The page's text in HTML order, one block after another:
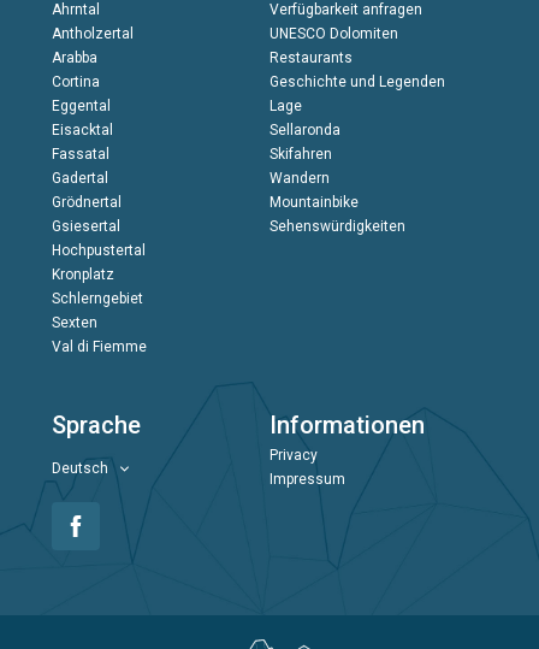
Ahrntal
Antholzertal
Arabba
Cortina
Eggental
Eisacktal
Fassatal
Gadertal
Grödnertal
Gsiesertal
Hochpustertal
Kronplatz
Schlerngebiet
Sexten
Val di Fiemme
Verfügbarkeit anfragen
UNESCO Dolomiten
Restaurants
Geschichte und Legenden
Lage
Sellaronda
Skifahren
Wandern
Mountainbike
Sehenswürdigkeiten
Sprache
Deutsch
Informationen
Privacy
Impressum